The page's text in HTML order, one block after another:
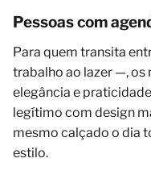
Pessoas com
Para quem transita
trabalho ao lazer —,
elegância e
legítimo com design
mesmo calçado o dia
estilo.